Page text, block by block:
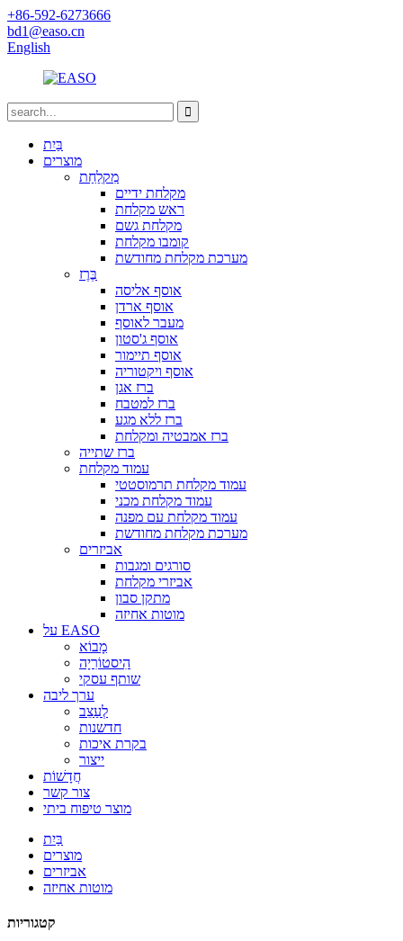
+86-592-6273666
bd1@easo.cn
English
בַּיִת
מוצרים
מִקלַחַת
מקלחת ידיים
ראש מקלחת
מקלחת גשם
קומבו מקלחת
מערכת מקלחת מחודשת
בֶּרֶז
אוסף אליסה
אוסף ארדן
מעבר לאוסף
אוסף ג'סטון
אוסף תיימור
אוסף ויקטוריה
ברז אגן
ברז למטבח
ברז ללא מגע
ברז אמבטיה ומקלחת
ברז שתייה
עמוד מקלחת
עמוד מקלחת תרמוסטטי
עמוד מקלחת מכני
עמוד מקלחת עם מפנה
מערכת מקלחת מחודשת
אביזרים
סורגים ומגבות
אביזרי מקלחת
מתקן סבון
מוטות אחיזה
על EASO
מָבוֹא
הִיסטוֹרִיָה
שותף עסקי
ערך ליבה
לְעַצֵב
חדשנות
בקרת איכות
ייצור
חֲדָשׁוֹת
צור קשר
מוצר טיפוח ביתי
בַּיִת
מוצרים
אביזרים
מוטות אחיזה
קטגוריות